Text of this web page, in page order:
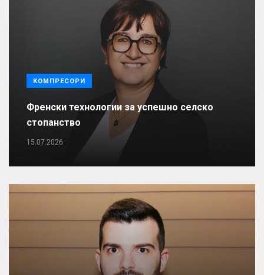
КОМПРЕСОРИ
Френски технологии за успешно селско
стопанство
15.07.2026